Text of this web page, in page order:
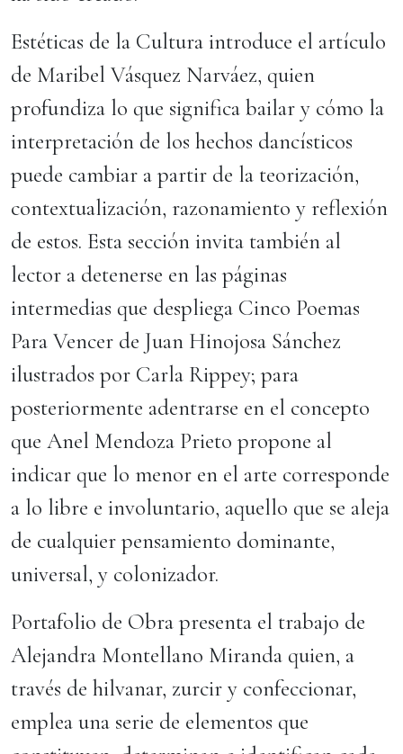
Estéticas de la Cultura introduce el artículo
de Maribel Vásquez Narváez, quien
profundiza lo que significa bailar y cómo la
interpretación de los hechos dancísticos
puede cambiar a partir de la teorización,
contextualización, razonamiento y reflexión
de estos. Esta sección invita también al
lector a detenerse en las páginas
intermedias que despliega Cinco Poemas
Para Vencer de Juan Hinojosa Sánchez
ilustrados por Carla Rippey; para
posteriormente adentrarse en el concepto
que Anel Mendoza Prieto propone al
indicar que lo menor en el arte corresponde
a lo libre e involuntario, aquello que se aleja
de cualquier pensamiento dominante,
universal, y colonizador.
Portafolio de Obra presenta el trabajo de
Alejandra Montellano Miranda quien, a
través de hilvanar, zurcir y confeccionar,
emplea una serie de elementos que